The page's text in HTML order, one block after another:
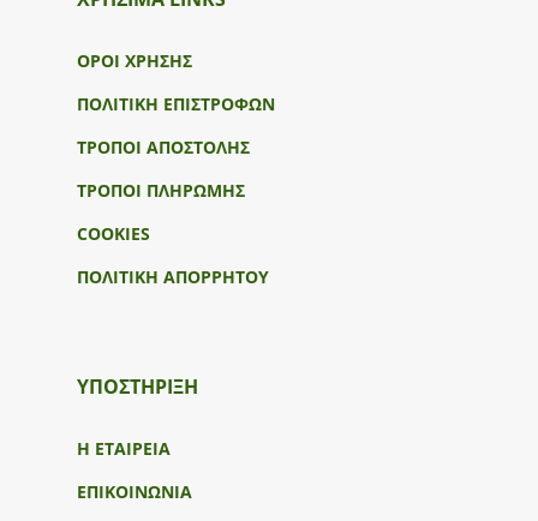
ΟΡΟΙ ΧΡΗΣΗΣ
ΠΟΛΙΤΙΚΗ ΕΠΙΣΤΡΟΦΩΝ
ΤΡΟΠΟΙ ΑΠΟΣΤΟΛΗΣ
ΤΡΟΠΟΙ ΠΛΗΡΩΜΗΣ
COOKIES
ΠΟΛΙΤΙΚΗ ΑΠΟΡΡΗΤΟΥ
ΥΠΟΣΤΉΡΙΞΗ
Η ΕΤΑΙΡΕΙΑ
ΕΠΙΚΟΙΝΩΝΙΑ